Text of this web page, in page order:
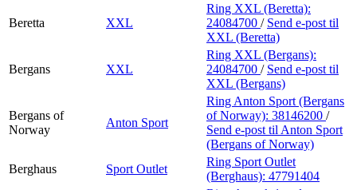
Beretta XXL
Ring XXL (Beretta):
24084700 / Send e-post til
XXL (Beretta)
Bergans XXL
Ring XXL (Bergans):
24084700 / Send e-post til
XXL (Bergans)
Bergans of
Norway
Anton Sport
Ring Anton Sport (Bergans
of Norway): 38146200 /
Send e-post til Anton Sport
(Bergans of Norway)
Berghaus
Sport Outlet
Ring Sport Outlet
(Berghaus): 47791404